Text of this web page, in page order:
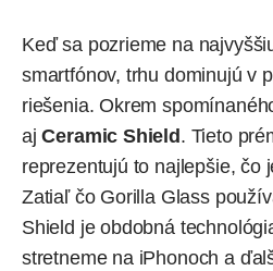
Keď sa pozrieme na
smartfónov, trhu dominujú v
riešenia. Okrem
ajCeramic Shield . Tieto
reprezentujú to najlepšie, čo
Zatiaľ čo Gorilla Glass
Shield je obdobná
stretneme na iPhonoch a